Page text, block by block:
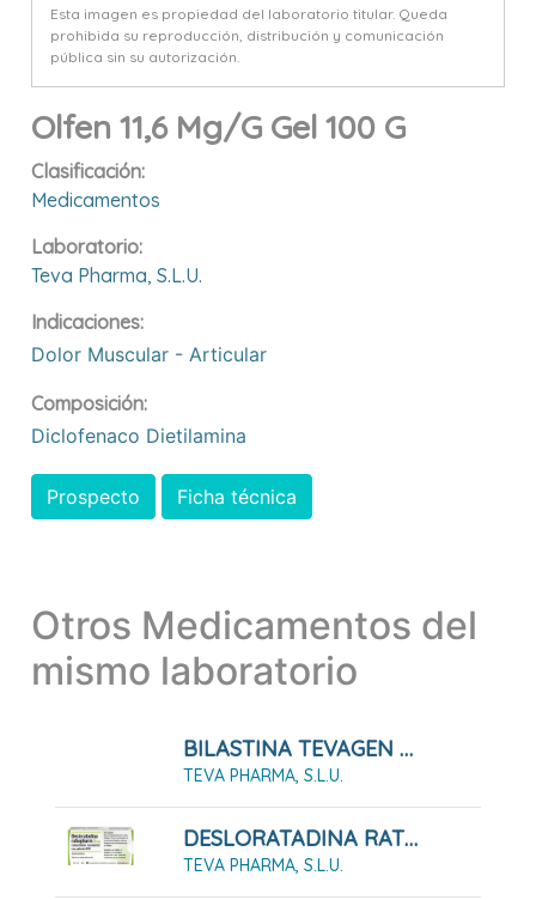
Esta imagen es propiedad del laboratorio titular. Queda
prohibida su reproducción, distribución y comunicación
pública sin su autorización.
Olfen 11,6 Mg/g Gel 100 G
Clasificación:
Medicamentos
Laboratorio:
Teva Pharma, S.l.u.
Indicaciones:
Dolor Muscular - Articular
Composición:
Diclofenaco Dietilamina
Prospecto Ficha técnica
Otros Medicamentos del
mismo laboratorio
BILASTINA TEVAGEN 20 MG COMPRIMIDOS EFG
TEVA PHARMA, S.L.U.
DESLORATADINA RATIOPHARM 5 MG COMPRIMIDOS RECUBIERTOS CON PELICULA EFG
TEVA PHARMA, S.L.U.